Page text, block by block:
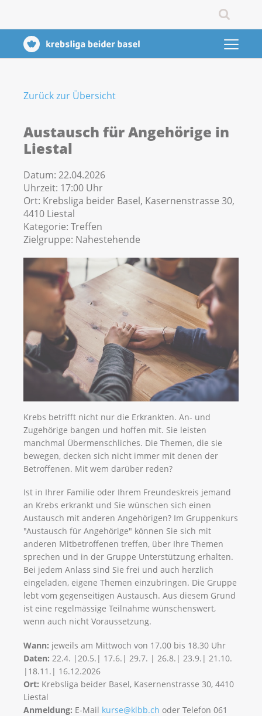
Zurück zur Übersicht
Austausch für Angehörige in
Liestal
Datum: 22.04.2026
Uhrzeit: 17:00 Uhr
Ort: Krebsliga beider Basel, Kasernenstrasse 30,
4410 Liestal
Kategorie: Treffen
Zielgruppe: Nahestehende
Krebs betrifft nicht nur die Erkrankten. An- und
Zugehörige bangen und hoffen mit. Sie leisten
manchmal Übermenschliches. Die Themen, die sie
bewegen, decken sich nicht immer mit denen der
Betroffenen. Mit wem darüber reden?
Ist in Ihrer Familie oder Ihrem Freundeskreis jemand
an Krebs erkrankt und Sie wünschen sich einen
Austausch mit anderen Angehörigen? Im Gruppenkurs
"Austausch für Angehörige" können Sie sich mit
anderen Mitbetroffenen treffen, über Ihre Themen
sprechen und in der Gruppe Unterstützung erhalten.
Bei jedem Anlass sind Sie frei und auch herzlich
eingeladen, eigene Themen einzubringen. Die Gruppe
lebt vom gegenseitigen Austausch. Aus diesem Grund
ist eine regelmässige Teilnahme wünschenswert,
wenn auch nicht Voraussetzung.
Wann: jeweils am Mittwoch von 17.00 bis 18.30 Uhr
Daten: 22.4. |20.5.| 17.6.| 29.7. | 26.8.| 23.9.| 21.10.
|18.11.| 16.12.2026
Ort: Krebsliga beider Basel, Kasernenstrasse 30, 4410
Liestal
Anmeldung: E-Mail kurse@klbb.ch oder Telefon 061